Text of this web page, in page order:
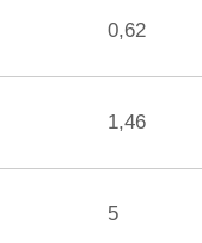
0,62
1,46
5